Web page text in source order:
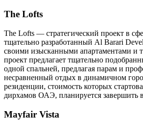
The Lofts
The Lofts — стратегический проект в
тщательно разработанный Al Barari
своими изысканными апартаментами и
проект предлагает тщательно
одной спальней, предлагая парам и
несравненный отдых в динамичном
резиденции, стоимость которых
дирхамов ОАЭ, планируется завершить
Mayfair Vista